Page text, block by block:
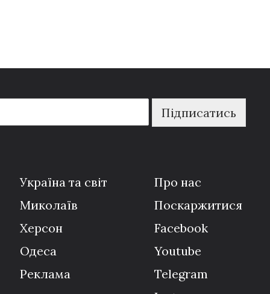
Підписатись
Україна та світ
Миколаїв
Херсон
Одеса
Реклама
Про нас
Поскаржитися
Facebook
Youtube
Telegram